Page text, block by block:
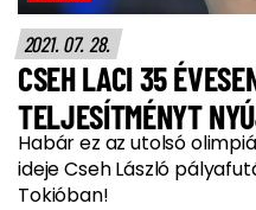
2021. 07. 28.
CSEH LACI 35
TELJESÍTMÉNYT
Habár ez az utolsó
ideje Cseh László
Tokióban!